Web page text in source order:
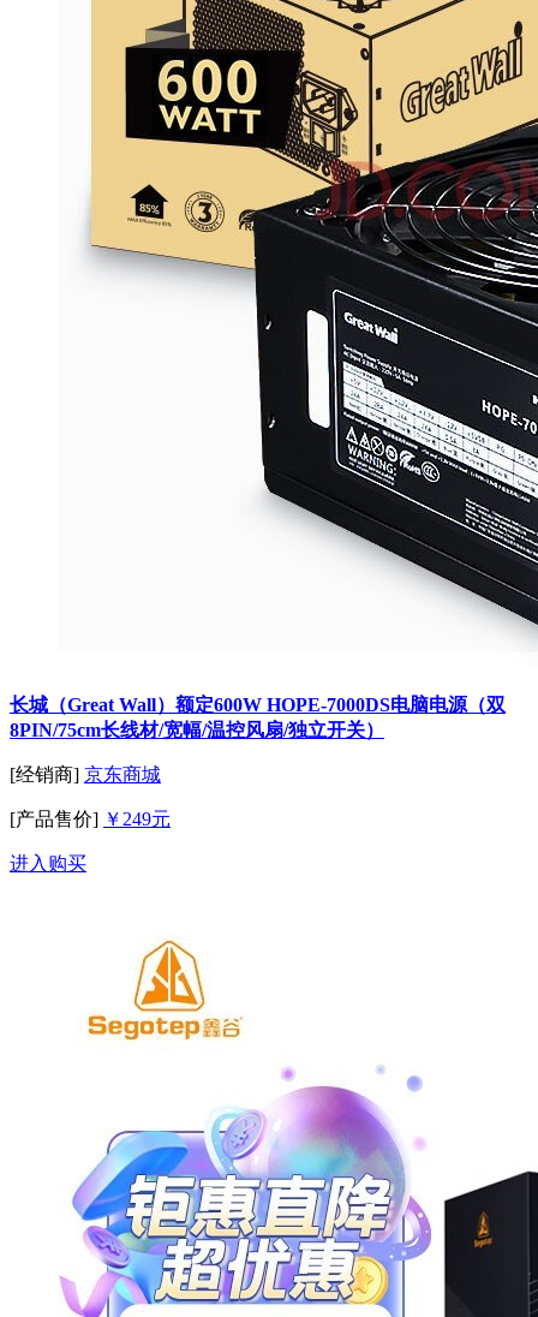
长城（Great Wall）额定600W HOPE-7000DS电脑电源（双
8PIN/75cm长线材/宽幅/温控风扇/独立开关）
[经销商] 京东商城
[产品售价] ￥249元
进入购买